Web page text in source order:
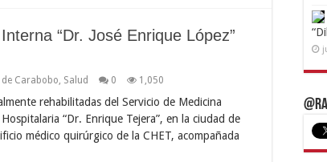
“Dr. José Enrique López”
Carabobo Salud 0 1,050
rehabilitadas del Servicio de Medicina
“Dr. Enrique Tejera”, en la ciudad de
médico quirúrgico de la CHET, acompañada